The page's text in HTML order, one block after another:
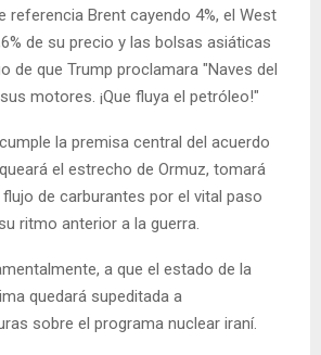
referencia Brent cayendo 4%, el West
de su precio y las bolsas asiáticas
de que Trump proclamara "Naves del
motores. ¡Que fluya el petróleo!"
la premisa central del acuerdo
el estrecho de Ormuz, tomará
de carburantes por el vital paso
ritmo anterior a la guerra.
a que el estado de la
quedará supeditada a
sobre el programa nuclear iraní.